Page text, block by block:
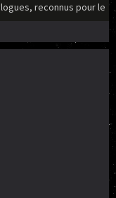
reconnus pour le